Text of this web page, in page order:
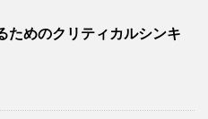
ためのクリティカルシンキ